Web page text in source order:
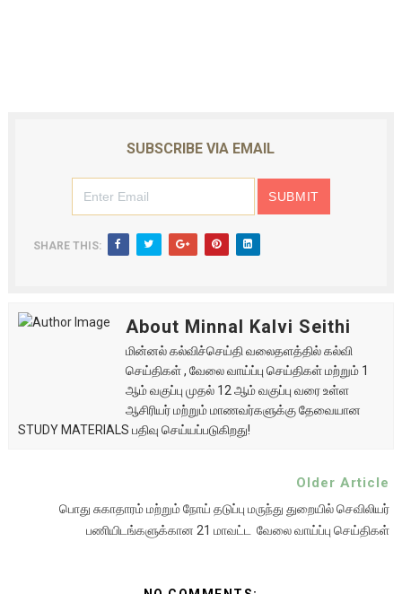
SUBSCRIBE VIA EMAIL
SHARE THIS:
About Minnal Kalvi Seithi
மின்னல் கல்விச்செய்தி வலைதளத்தில் கல்வி
செய்திகள் , வேலை வாய்ப்பு செய்திகள் மற்றும் 1
ஆம் வகுப்பு முதல் 12 ஆம் வகுப்பு வரை உள்ள
ஆசிரியர் மற்றும் மாணவர்களுக்கு தேவையான
STUDY MATERIALS பதிவு செய்யப்படுகிறது!
Older Article
பொது சுகாதாரம் மற்றும் நோய் தடுப்பு மருந்து துறையில் செவிலியர்
பணியிடங்களுக்கான 21 மாவட்ட வேலை வாய்ப்பு செய்திகள்